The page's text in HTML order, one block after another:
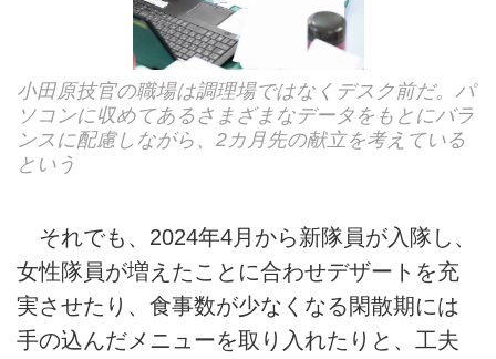
小田原技官の職場は調理場ではなくデスク前だ。パ
ソコンに収めてあるさまざまなデータをもとにバラ
ンスに配慮しながら、2カ月先の献立を考えている
という
それでも、2024年4月から新隊員が入隊し、
女性隊員が増えたことに合わせデザートを充
実させたり、食事数が少なくなる閑散期には
手の込んだメニューを取り入れたりと、工夫